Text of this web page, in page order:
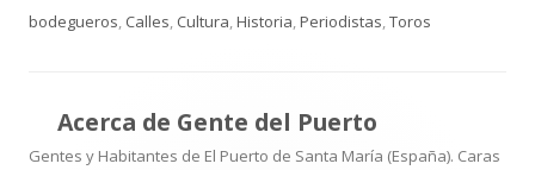
el
bodegueros Calles Cultura Historia Periodistas Toros
Acerca de Gente del Puerto
Gentes y Habitantes de El Puerto de Santa María (España). Caras